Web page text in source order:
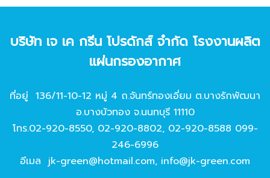
บริษัท เจ เค กรีน โปรดักส์ จํากัด โรงงานผลิต
แผ่นกรองอากาศ
ที่อยู่ 136/11-10-12 หมู่ 4 ถ.จันทร์ทองเอี่ยม ต.บางรักพัฒนา
อ.บางบัวทอง จ.นนทบุรี 11110
โทร.02-920-8550, 02-920-8802, 02-920-8588 099-
246-6996
อีเมล jk-green@hotmail.com, info@jk-green.com